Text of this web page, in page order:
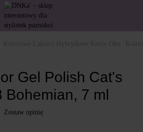
Gel Polish Cat's
Bohemian, 7 ml
Zostaw opinię